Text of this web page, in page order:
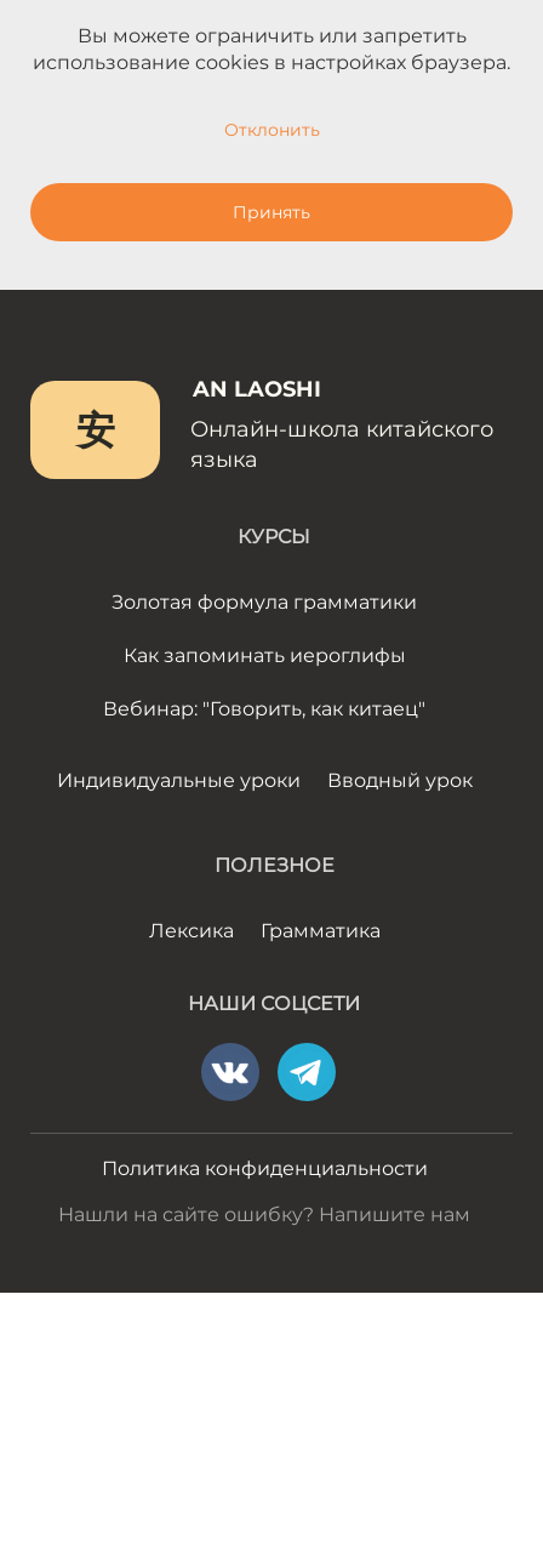
Вы можете ограничить или запретить
использование cookies в настройках браузера.
Отклонить
Принять
安
AN LAOSHI
Онлайн-школа китайского
языка
КУРСЫ
Золотая формула грамматики
Как запоминать иероглифы
Вебинар: "Говорить, как китаец"
Индивидуальные уроки Вводный урок
ПОЛЕЗНОЕ
Лексика Грамматика
НАШИ СОЦСЕТИ
Политика конфиденциальности
Нашли на сайте ошибку? Напишите нам